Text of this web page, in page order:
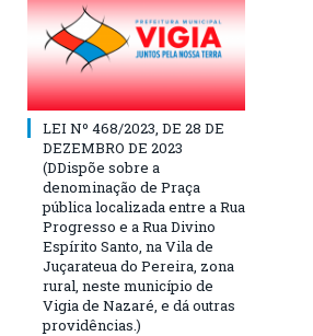
LEI Nº 468/2023, DE 28 DE
DEZEMBRO DE 2023
(DDispõe sobre a
denominação de Praça
pública localizada entre a Rua
Progresso e a Rua Divino
Espírito Santo, na Vila de
Juçarateua do Pereira, zona
rural, neste município de
Vigia de Nazaré, e dá outras
providências.)